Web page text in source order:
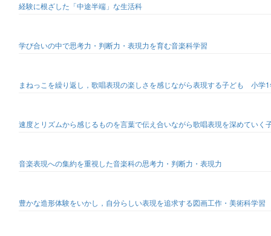
経験に根ざした「中途半端」な生活科
学び合いの中で思考力・判断力・表現力を育む音楽科学習
まねっこを繰り返し，歌唱表現の楽しさを感じながら表現する子ども 小学
速度とリズムから感じるものを言葉で伝え合いながら歌唱表現を深めてい
音楽表現への集約を重視した音楽科の思考力・判断力・表現力
豊かな造形体験をいかし，自分らしい表現を追求する図画工作・美術科学